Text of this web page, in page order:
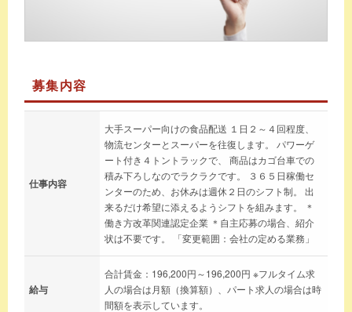
募集内容
仕事内容
大手スーパー向けの食品配送 １日２～４回程度、
物流センターとスーパーを往復します。 パワーゲ
ート付き４トントラックで、 商品はカゴ台車での
積み下ろしなのでラクラクです。 ３６５日稼働セ
ンターのため、お休みは週休２日のシフト制。 出
来るだけ希望に添えるようシフトを組みます。 ＊
働き方改革関連認定企業 ＊自主応募の場合、紹介
状は不要です。 「変更範囲：会社の定める業務」
給与
合計賃金：196,200円～196,200円 ※フルタイム求
人の場合は月額（換算額）、パート求人の場合は時
間額を表示しています。